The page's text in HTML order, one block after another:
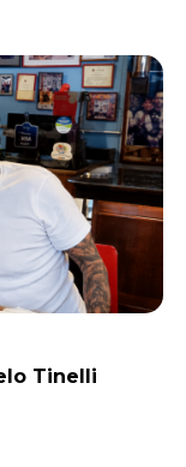
Tinelli